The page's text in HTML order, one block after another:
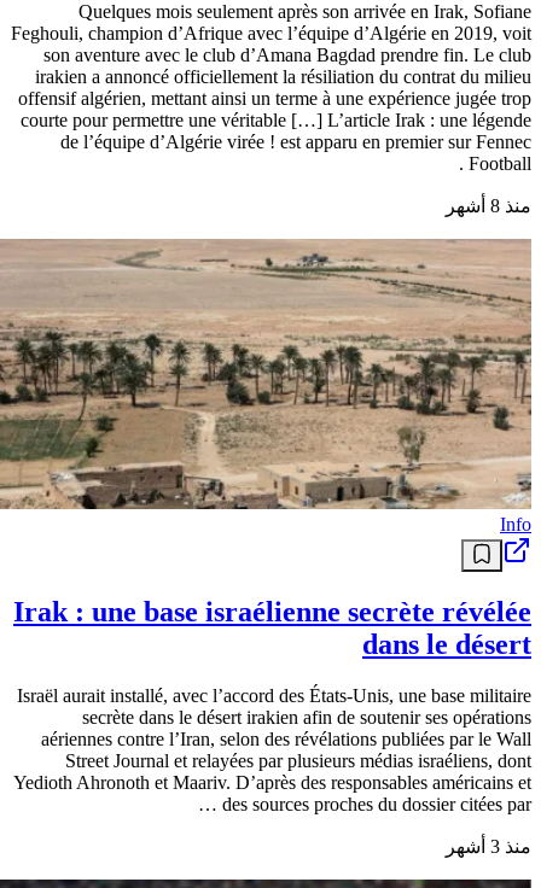
Quelques mois seulement après son arrivée en Irak, Sofiane
Feghouli, champion d’Afrique avec l’équipe d’Algérie en 2019, voit
son aventure avec le club d’Amana Bagdad prendre fin. Le club
irakien a annoncé officiellement la résiliation du contrat du milieu
offensif algérien, mettant ainsi un terme à une expérience jugée trop
courte pour permettre une véritable […] L’article Irak : une légende
de l’équipe d’Algérie virée ! est apparu en premier sur Fennec
Football .
منذ 8 أشهر
Info
Irak : une base israélienne secrète révélée
dans le désert
Israël aurait installé, avec l’accord des États-Unis, une base militaire
secrète dans le désert irakien afin de soutenir ses opérations
aériennes contre l’Iran, selon des révélations publiées par le Wall
Street Journal et relayées par plusieurs médias israéliens, dont
Yedioth Ahronoth et Maariv. D’après des responsables américains et
des sources proches du dossier citées par …
منذ 3 أشهر